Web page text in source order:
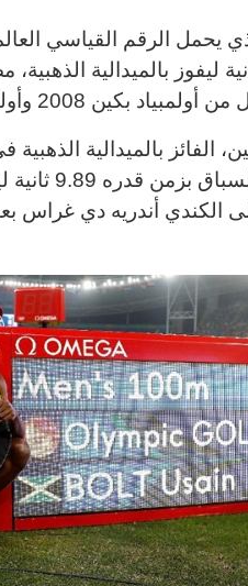
بزمن قدره 9.81 ثانية ليفوز
2008 وأولمبياد لندن 2012
المرتبة
الكندي أندريه دي غراس